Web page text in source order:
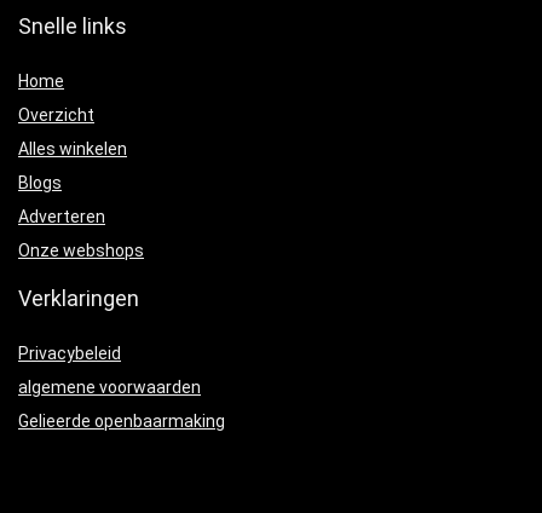
Snelle links
Home
Overzicht
Alles winkelen
Blogs
Adverteren
Onze webshops
Verklaringen
Privacybeleid
algemene voorwaarden
Gelieerde openbaarmaking